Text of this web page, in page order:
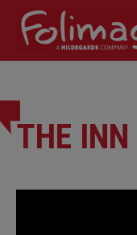
THE INN